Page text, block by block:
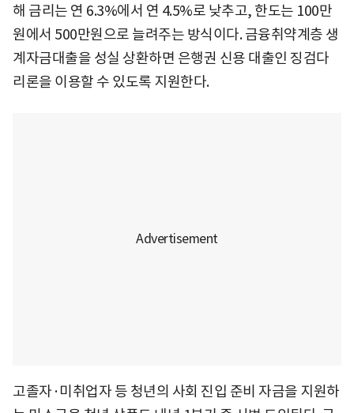
해 금리는 연 6.3%에서 연 4.5%로 낮추고, 한도는 100만
원에서 500만원으로 늘려주는 방식이다. 금융취약계층 생
계자금대출을 성실 상환하면 은행권 신용 대출인 징검다
리론을 이용할 수 있도록 지원한다.
고졸자·미취업자 등 청년의 사회 진입 준비 자금을 지원하